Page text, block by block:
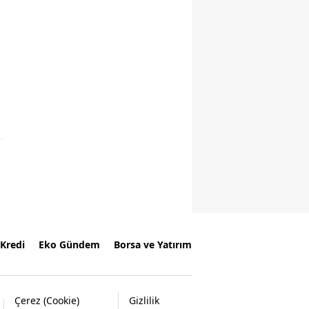
Kredi Eko Gündem Borsa ve Yatırım
Çerez (Cookie)
Gizlilik